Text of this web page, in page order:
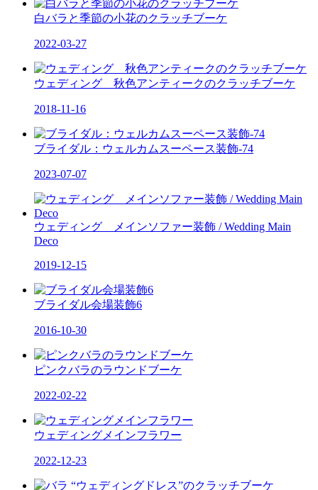
白バラと季節の小花のクラッチブーケ
2022-03-27
ウェディング 秋色アンティークのクラッチブーケ
2018-11-16
ブライダル：ウェルカムスーペース装飾-74
2023-07-07
ウェディング メインソファー装飾 / Wedding Main
Deco
2019-12-15
ブライダル会場装飾6
2016-10-30
ピンクバラのラウンドブーケ
2022-02-22
ウェディングメインフラワー
2022-12-23